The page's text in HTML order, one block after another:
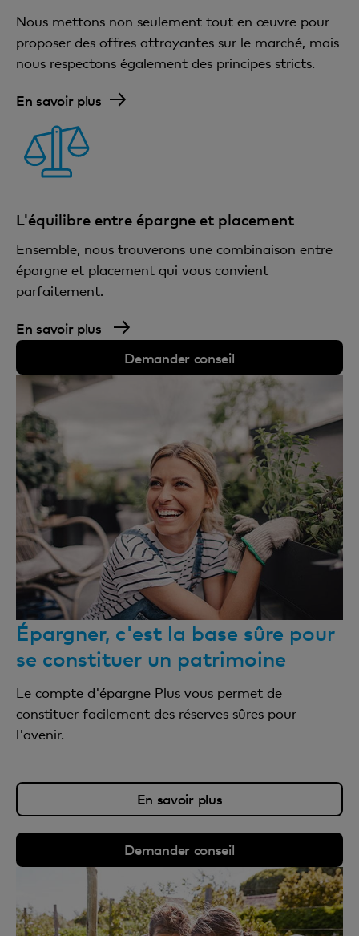
Nous mettons non seulement tout en œuvre pour
proposer des offres attrayantes sur le marché, mais
nous respectons également des principes stricts.
En savoir plus
L'équilibre entre épargne et placement
Ensemble, nous trouverons une combinaison entre
épargne et placement qui vous convient
parfaitement.
En savoir plus
Demander conseil
Épargner, c'est la base sûre pour
se constituer un patrimoine
Le compte d'épargne Plus vous permet de
constituer facilement des réserves sûres pour
l'avenir.
En savoir plus
Demander conseil